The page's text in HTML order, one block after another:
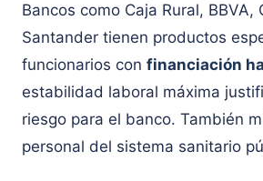
Bancos como Caja Rural, BBVA,
Santander tienen productos
funcionarios con financiación
estabilidad laboral máxima
riesgo para el banco. También
personal del sistema sanitario